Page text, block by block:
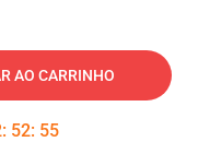
AO CARRINHO
: 52: 54